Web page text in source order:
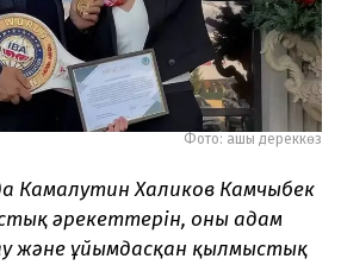
Фото: ашық дереккөз
Камалутин Халиков Камчыбек
әрекеттерін, оның адам
және ұйымдасқан қылмыстық